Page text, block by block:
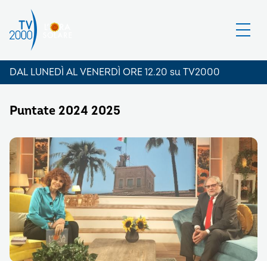
DAL LUNEDÌ AL VENERDÌ ORE 12.20 su TV2000
Puntate 2024 2025